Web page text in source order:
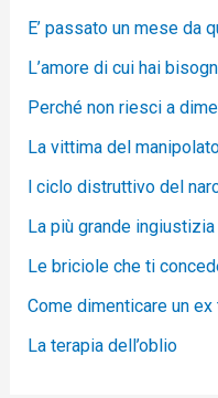
E’ passato un mese da
L’amore di cui hai
Perché non riesci a
La vittima del
l ciclo distruttivo del
La più grande ingiustizia
Le briciole che ti
Come dimenticare un
La terapia dell’oblio